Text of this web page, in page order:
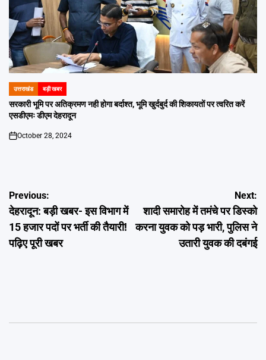
POSTED
IN
उत्तराखंड बड़ी खबर
सरकारी भूमि पर अतिक्रमण नही होगा बर्दाश्त, भूमि खुर्दबुर्द की शिकायतों पर त्वरित करें
एसडीएमः डीएम देहरादून
on
October 28, 2024
Post
navigation
Previous:
देहरादून: बड़ी खबर- इस विभाग में
15 हजार पदों पर भर्ती की तैयारी!
पढ़िए पूरी खबर
Next:
शादी समारोह में तमंचे पर डिस्को
करना युवक को पड़ भारी, पुलिस ने
उतारी युवक की दबंगई